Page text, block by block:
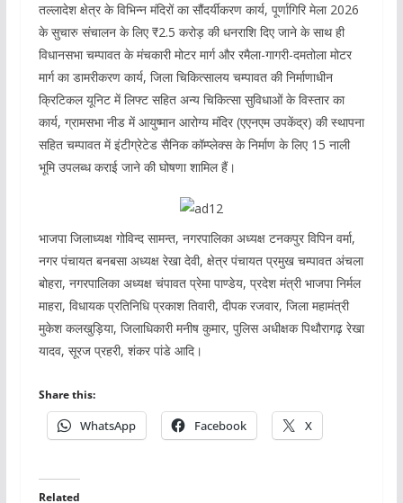
तल्लादेश क्षेत्र के विभिन्न मंदिरों का सौंदर्यीकरण कार्य, पूर्णागिरि मेला 2026
के सुचारु संचालन के लिए ₹2.5 करोड़ की धनराशि दिए जाने के साथ ही
विधानसभा चम्पावत के मंचकारी मोटर मार्ग और रमैला-गागरी-दमतोला मोटर
मार्ग का डामरीकरण कार्य, जिला चिकित्सालय चम्पावत की निर्माणाधीन
क्रिटिकल यूनिट में लिफ्ट सहित अन्य चिकित्सा सुविधाओं के विस्तार का
कार्य, ग्रामसभा नीड में आयुष्मान आरोग्य मंदिर (एएनएम उपकेंद्र) की स्थापना
सहित चम्पावत में इंटीग्रेटेड सैनिक कॉम्प्लेक्स के निर्माण के लिए 15 नाली
भूमि उपलब्ध कराई जाने की घोषणा शामिल हैं।
भाजपा जिलाध्यक्ष गोविन्द सामन्त, नगरपालिका अध्यक्ष टनकपुर विपिन वर्मा,
नगर पंचायत बनबसा अध्यक्ष रेखा देवी, क्षेत्र पंचायत प्रमुख चम्पावत अंचला
बोहरा, नगरपालिका अध्यक्ष चंपावत प्रेमा पाण्डेय, प्रदेश मंत्री भाजपा निर्मल
माहरा, विधायक प्रतिनिधि प्रकाश तिवारी, दीपक रजवार, जिला महामंत्री
मुकेश कलखुड़िया, जिलाधिकारी मनीष कुमार, पुलिस अधीक्षक पिथौरागढ़ रेखा
यादव, सूरज प्रहरी, शंकर पांडे आदि।
Share this:
WhatsApp Facebook X
Related